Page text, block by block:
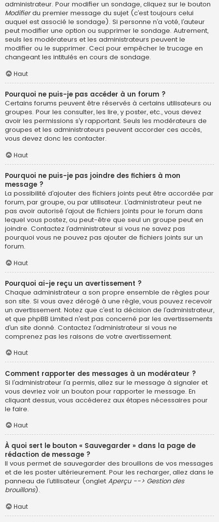
administrateur. Pour modifier un sondage, cliquez sur le bouton
Modifierdu premier message du sujet (c’est toujours celui
auquel est associé le sondage). Si personne n’a voté, l’auteur
peut modifier une option ou supprimer le sondage. Autrement,
seuls les modérateurs et les administrateurs peuvent le
modifier ou le supprimer. Ceci pour empêcher le trucage en
changeant les intitulés en cours de sondage.
Haut
Pourquoi ne puis-je pas accéder à un forum ?
Certains forums peuvent être réservés à certains utilisateurs ou
groupes. Pour les consulter, les lire, y poster, etc., vous devez
avoir les permissions s’y rapportant. Seuls les modérateurs de
groupes et les administrateurs peuvent accorder ces accès,
vous devez donc les contacter.
Haut
Pourquoi ne puis-je pas joindre des fichiers à mon
message ?
La possibilité d’ajouter des fichiers joints peut être accordée par
forum, par groupe, ou par utilisateur. L’administrateur peut ne
pas avoir autorisé l’ajout de fichiers joints pour le forum dans
lequel vous postez, ou peut-être que seul un groupe peut en
joindre. Contactez l’administrateur si vous ne savez pas
pourquoi vous ne pouvez pas ajouter de fichiers joints sur un
forum.
Haut
Pourquoi ai-je reçu un avertissement ?
Chaque administrateur a son propre ensemble de règles pour
son site. Si vous avez dérogé à une règle, vous pouvez recevoir
un avertissement. Notez que c’est la décision de l’administrateur,
et que phpBB Limited n’est pas concerné par les avertissements
d’un site donné. Contactez l’administrateur si vous ne
comprenez pas les raisons de votre avertissement.
Haut
Comment rapporter des messages à un modérateur ?
Si l’administrateur l’a permis, allez sur le message à signaler et
vous devriez voir un bouton pour rapporter le message. En
cliquant dessus, vous accéderez aux étapes nécessaires pour
le faire.
Haut
À quoi sert le bouton « Sauvegarder » dans la page de
rédaction de message ?
Il vous permet de sauvegarder des brouillons de vos messages
et de les poster ultérieurement. Pour les recharger, allez dans le
panneau de l’utilisateur (onglet Aperçu --> Gestion des
brouillons).
Haut